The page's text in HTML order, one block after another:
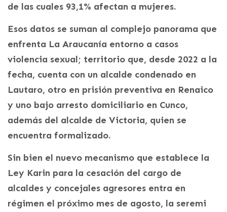
de las cuales 93,1% afectan a mujeres.
Esos datos se suman al complejo panorama que
enfrenta La Araucanía entorno a casos
violencia sexual; territorio que, desde 2022 a la
fecha, cuenta con un alcalde condenado en
Lautaro, otro en prisión preventiva en Renaico
y uno bajo arresto domiciliario en Cunco,
además del alcalde de Victoria, quien se
encuentra formalizado.
Sin bien el nuevo mecanismo que establece la
Ley Karin para la cesación del cargo de
alcaldes y concejales agresores entra en
régimen el próximo mes de agosto, la seremi